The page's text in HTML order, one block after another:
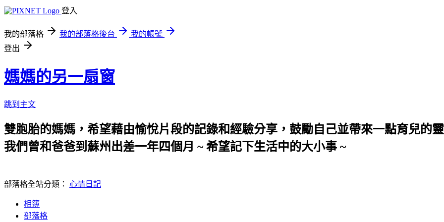
登入
我的部落格 我的部落格後台
我的帳號
登出
媽媽的另一扇窗
跳到主文
雙胞胎的媽媽，希望藉由愉悅片段的記錄和經驗分享，鼓勵自己並帶來一點育兒的
我們曾和爸爸到蘇州出差一年四個月 ~ 希望記下生活中的大小事 ~
部落格全站分類： 心情日記
相簿
部落格